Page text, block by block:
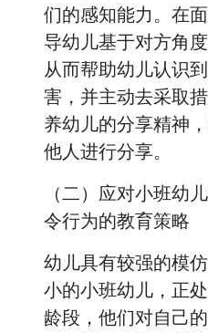
们的感知能力。在
导幼儿基于对方角
从而帮助幼儿认识
害，并主动去采取
养幼儿的分享精神
他人进行分享。
（二）应对小班幼
令行为的教育策略
幼儿具有较强的模
小的小班幼儿，正
龄段，他们对自己